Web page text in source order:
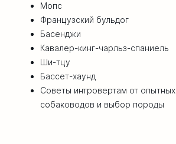
Мопс
Французский бульдог
Басенджи
Кавалер-кинг-чарльз-спаниель
Ши-тцу
Бассет-хаунд
Советы интровертам от опытных
собаководов и выбор породы